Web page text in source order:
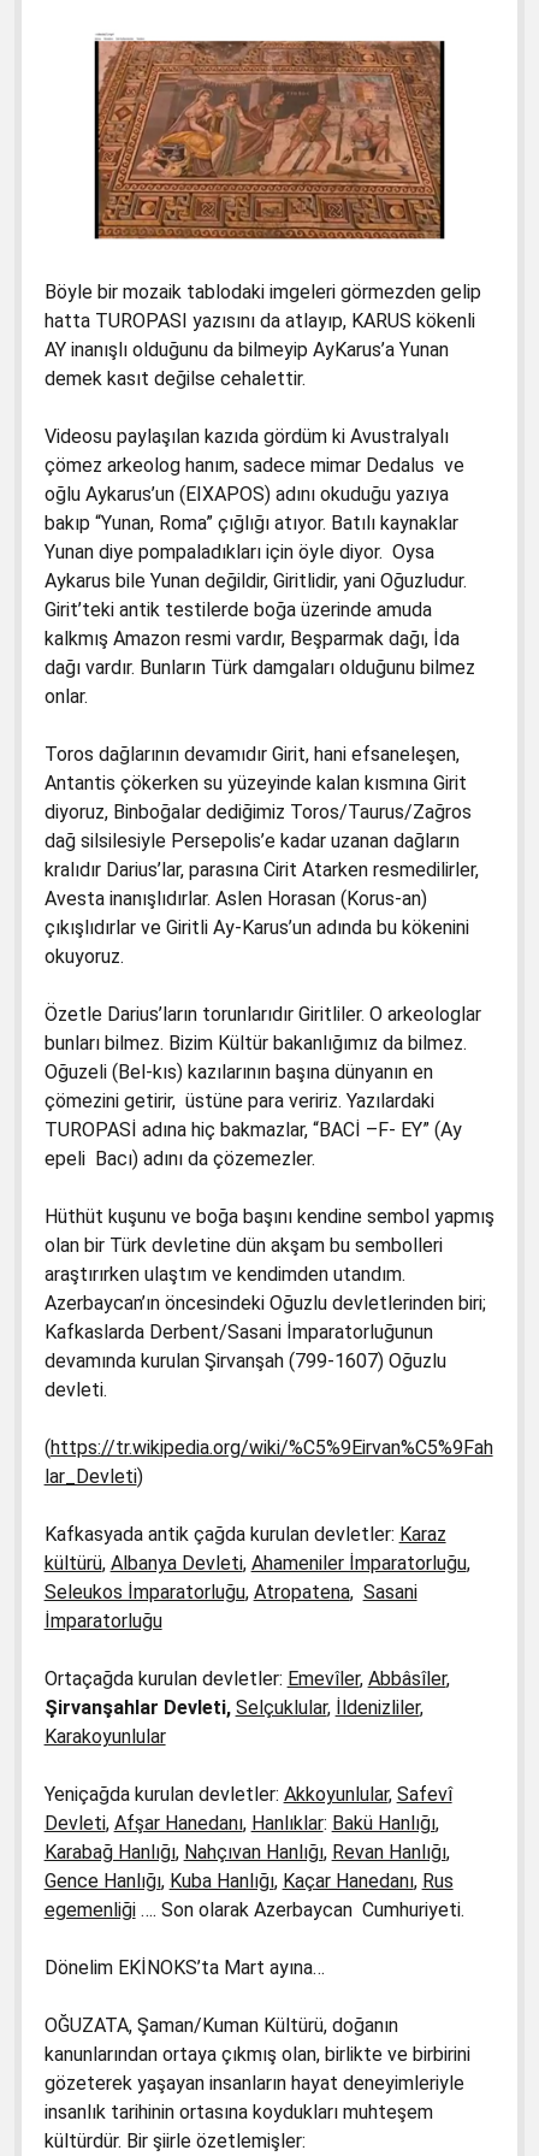
Böyle bir mozaik tablodaki imgeleri görmezden gelip
hatta TUROPASI yazısını da atlayıp, KARUS kökenli
AY inanışlı olduğunu da bilmeyip AyKarus’a Yunan
demek kasıt değilse cehalettir.
Videosu paylaşılan kazıda gördüm ki Avustralyalı
çömez arkeolog hanım, sadece mimar Dedalus ve
oğlu Aykarus’un (EIXAPOS) adını okuduğu yazıya
bakıp “Yunan, Roma” çığlığı atıyor. Batılı kaynaklar
Yunan diye pompaladıkları için öyle diyor. Oysa
Aykarus bile Yunan değildir, Giritlidir, yani Oğuzludur.
Girit’teki antik testilerde boğa üzerinde amuda
kalkmış Amazon resmi vardır, Beşparmak dağı, İda
dağı vardır. Bunların Türk damgaları olduğunu bilmez
onlar.
Toros dağlarının devamıdır Girit, hani efsaneleşen,
Antantis çökerken su yüzeyinde kalan kısmına Girit
diyoruz, Binboğalar dediğimiz Toros/Taurus/Zağros
dağ silsilesiyle Persepolis’e kadar uzanan dağların
kralıdır Darius’lar, parasına Cirit Atarken resmedilirler,
Avesta inanışlıdırlar. Aslen Horasan (Korus-an)
çıkışlıdırlar ve Giritli Ay-Karus’un adında bu kökenini
okuyoruz.
Özetle Darius’ların torunlarıdır Giritliler. O arkeologlar
bunları bilmez. Bizim Kültür bakanlığımız da bilmez.
Oğuzeli (Bel-kıs) kazılarının başına dünyanın en
çömezini getirir, üstüne para veririz. Yazılardaki
TUROPASİ adına hiç bakmazlar, “BACİ –F- EY” (Ay
epeli Bacı) adını da çözemezler.
Hüthüt kuşunu ve boğa başını kendine sembol yapmış
olan bir Türk devletine dün akşam bu sembolleri
araştırırken ulaştım ve kendimden utandım.
Azerbaycan’ın öncesindeki Oğuzlu devletlerinden biri;
Kafkaslarda Derbent/Sasani İmparatorluğunun
devamında kurulan Şirvanşah (799-1607) Oğuzlu
devleti.
(https://tr.wikipedia.org/wiki/%C5%9Eirvan%C5%9Fah
lar_Devleti)
Kafkasyada antik çağda kurulan devletler: Karaz
kültürü, Albanya Devleti, Ahameniler İmparatorluğu,
Seleukos İmparatorluğu, Atropatena, Sasani
İmparatorluğu
Ortaçağda kurulan devletler: Emevîler, Abbâsîler,
Şirvanşahlar Devleti, Selçuklular, İldenizliler,
Karakoyunlular
Yeniçağda kurulan devletler: Akkoyunlular, Safevî
Devleti, Afşar Hanedanı, Hanlıklar: Bakü Hanlığı,
Karabağ Hanlığı, Nahçıvan Hanlığı, Revan Hanlığı,
Gence Hanlığı, Kuba Hanlığı, Kaçar Hanedanı, Rus
egemenliği…. Son olarak Azerbaycan Cumhuriyeti.
Dönelim EKİNOKS’ta Mart ayına…
OĞUZATA, Şaman/Kuman Kültürü, doğanın
kanunlarından ortaya çıkmış olan, birlikte ve birbirini
gözeterek yaşayan insanların hayat deneyimleriyle
insanlık tarihinin ortasına koydukları muhteşem
kültürdür. Bir şiirle özetlemişler: